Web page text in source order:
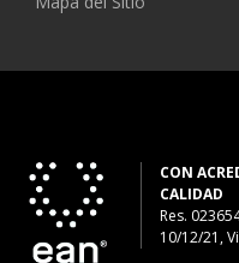
CON
CALIDAD
Res.
10/12/21,